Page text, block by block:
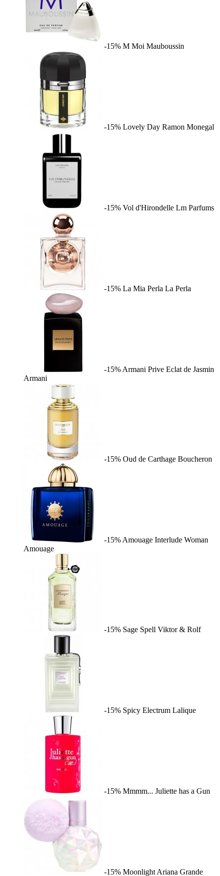
-15% M Moi Mauboussin
-15% Lovely Day Ramon Monegal
-15% Vol d'Hirondelle Lm Parfums
-15% La Mia Perla La Perla
-15% Armani Prive Eclat de Jasmin
Armani
-15% Oud de Carthage Boucheron
-15% Amouage Interlude Woman
Amouage
-15% Sage Spell Viktor & Rolf
-15% Spicy Electrum Lalique
-15% Mmmm... Juliette has a Gun
-15% Moonlight Ariana Grande